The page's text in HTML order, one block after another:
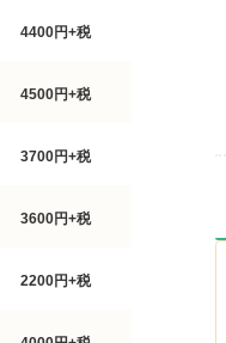
4400円+税
4500円+税
3700円+税
3600円+税
2200円+税